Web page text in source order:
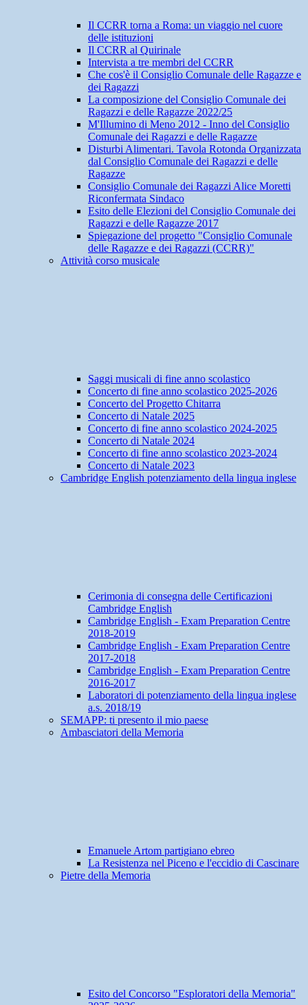
Il CCRR torna a Roma: un viaggio nel cuore
delle istituzioni
Il CCRR al Quirinale
Intervista a tre membri del CCRR
Che cos'è il Consiglio Comunale delle Ragazze e
dei Ragazzi
La composizione del Consiglio Comunale dei
Ragazzi e delle Ragazze 2022/25
M'Illumino di Meno 2012 - Inno del Consiglio
Comunale dei Ragazzi e delle Ragazze
Disturbi Alimentari. Tavola Rotonda Organizzata
dal Consiglio Comunale dei Ragazzi e delle
Ragazze
Consiglio Comunale dei Ragazzi Alice Moretti
Riconfermata Sindaco
Esito delle Elezioni del Consiglio Comunale dei
Ragazzi e delle Ragazze 2017
Spiegazione del progetto "Consiglio Comunale
delle Ragazze e dei Ragazzi (CCRR)"
Attività corso musicale
Saggi musicali di fine anno scolastico
Concerto di fine anno scolastico 2025-2026
Concerto del Progetto Chitarra
Concerto di Natale 2025
Concerto di fine anno scolastico 2024-2025
Concerto di Natale 2024
Concerto di fine anno scolastico 2023-2024
Concerto di Natale 2023
Cambridge English potenziamento della lingua inglese
Cerimonia di consegna delle Certificazioni
Cambridge English
Cambridge English - Exam Preparation Centre
2018-2019
Cambridge English - Exam Preparation Centre
2017-2018
Cambridge English - Exam Preparation Centre
2016-2017
Laboratori di potenziamento della lingua inglese
a.s. 2018/19
SEMAPP: ti presento il mio paese
Ambasciatori della Memoria
Emanuele Artom partigiano ebreo
La Resistenza nel Piceno e l'eccidio di Cascinare
Pietre della Memoria
Esito del Concorso "Esploratori della Memoria"